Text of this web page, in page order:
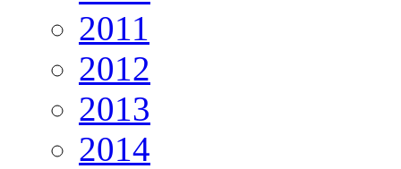
2011
2012
2013
2014